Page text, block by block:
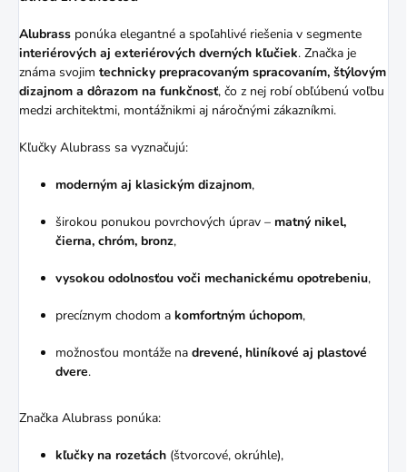
Alubrass ponúka elegantné a spoľahlivé riešenia v segmente
interiérových aj exteriérových dverných kľučiek. Značka je
známa svojim technicky prepracovaným spracovaním, štýlovým
dizajnom a dôrazom na funkčnosť, čo z nej robí obľúbenú voľbu
medzi architektmi, montážnikmi aj náročnými zákazníkmi.
Kľučky Alubrass sa vyznačujú:
moderným aj klasickým dizajnom,
širokou ponukou povrchových úprav – matný nikel,
čierna, chróm, bronz,
vysokou odolnosťou voči mechanickému opotrebeniu,
precíznym chodom a komfortným úchopom,
možnosťou montáže na drevené, hliníkové aj plastové
dvere.
Značka Alubrass ponúka:
kľučky na rozetách (štvorcové, okrúhle),